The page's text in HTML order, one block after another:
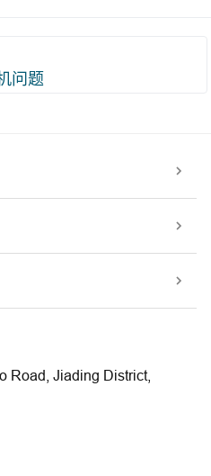
问题
Road, Jiading District,